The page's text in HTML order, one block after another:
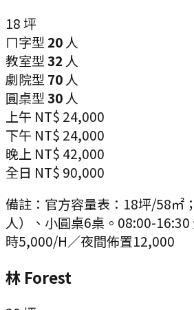
18坪
ㄇ字型 20 人
教室型 32 人
劇院型 70 人
圓桌型 30 人
上午 NT$ 24,000
下午 NT$ 24,000
晚上 NT$ 42,000
全日 NT$ 90,000
備註： 官方容量表：18坪/58㎡
人）、小圓桌6桌。08:00-
時5,000/H／夜間佈置12,000
林 Forest